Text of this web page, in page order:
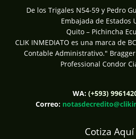
De los Trigales N54-59 y Pedro
Embajada de Estados
Quito – Pichincha
CLIK INMEDIATO es una marca de
Contable Administrativo."
Professional Condor
WA: (+593)
Correo:
Cotiza Aquí